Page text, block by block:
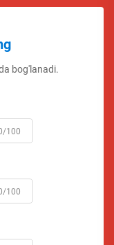
bog'lanadi.
100
100